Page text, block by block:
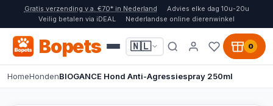
Gratis verzending v.a. €70* in Nederland
Advies elke dag 10u-20u
Veilig betalen via iDEAL
Nederlandse online dierenwinkel
Bopets 🇳🇱 0
HomeHondenBIOGANCE Hond Anti-Agressiespray 250ml